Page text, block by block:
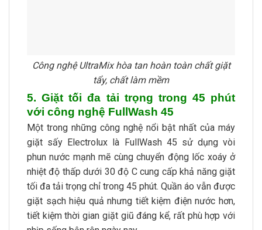
Công nghệ UltraMix hòa tan hoàn toàn chất giặt
tẩy, chất làm mềm
5. Giặt tối đa tải trọng trong 45 phút
với công nghệ FullWash 45
Một trong những công nghệ nổi bật nhất của máy
giặt sấy Electrolux là FullWash 45 sử dụng vòi
phun nước mạnh mẽ cùng chuyển động lốc xoáy ở
nhiệt độ thấp dưới 30 độ C cung cấp khả năng giặt
tối đa tải trọng chỉ trong 45 phút. Quần áo vẫn được
giặt sạch hiệu quả nhưng tiết kiệm điện nước hơn,
tiết kiệm thời gian giặt giũ đáng kể, rất phù hợp với